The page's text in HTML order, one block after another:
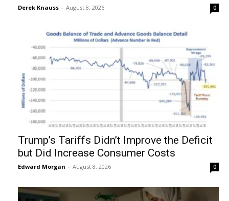
Derek Knauss - August 8, 2026 0
Trump’s Tariffs Didn’t Improve the Deficit
but Did Increase Consumer Costs
Edward Morgan - August 8, 2026 0